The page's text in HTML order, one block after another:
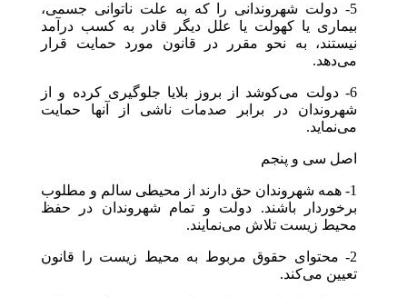
5- دولت شهروندانی را که به علت ناتوانی جسمی،‌
بیماری یا کهولت یا علل دیگر قادر به کسب درآمد
نیستند، به نحو مقرر در قانون مورد حمایت قرار
می‌دهد.
6- دولت می‌کوشد از بروز بلایا جلوگیری کرده و از
شهروندان در برابر صدمات ناشی از آنها حمایت
می‌نماید.
اصل سی و پنجم
1- همه شهروندان حق دارند از محیطی سالم و مطلوب
برخوردار باشند. دولت و تمام شهروندان در حفظ
محیط زیست تلاش می‌نمایند.
2- محتوای حقوق مربوط به محیط زیست را قانون
تعیین می‌کند.